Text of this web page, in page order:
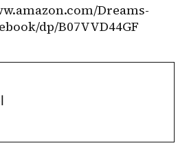
Dreams-
dp/B07VVD44GF